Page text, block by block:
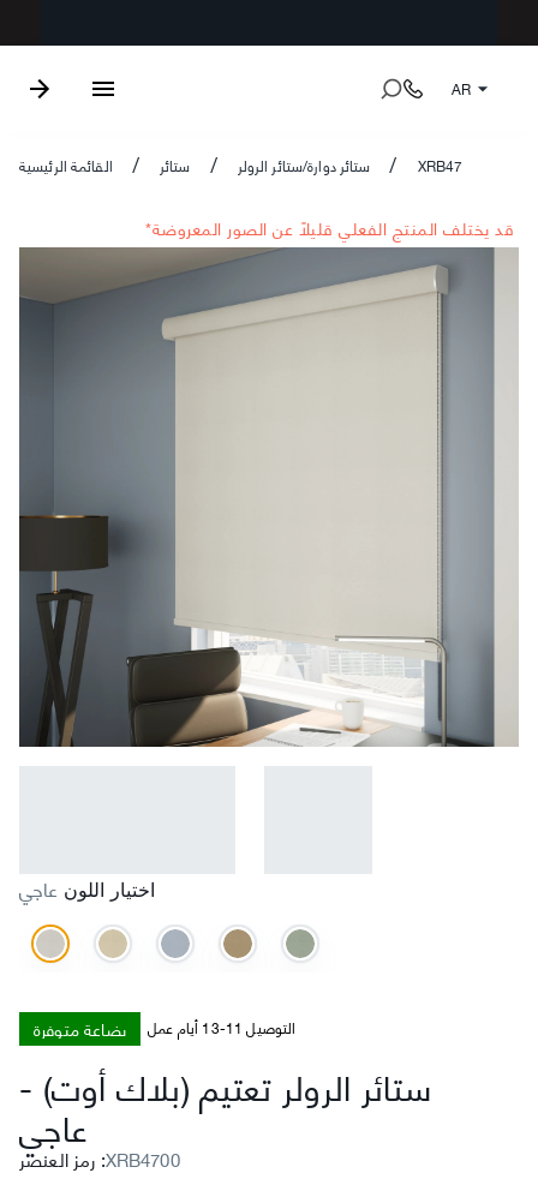
AR
القائمة الرئيسية / ستائر / ستائر دوارة/ستائر الرولر / XRB47
*قد يختلف المنتج الفعلي قليلاً عن الصور المعروضة
اختيار اللون عاجي
بضاعة متوفرة التوصيل 11-13 أيام عمل
ستائر الرولر تعتيم (بلاك أوت) -
عاجي
:XRB4700